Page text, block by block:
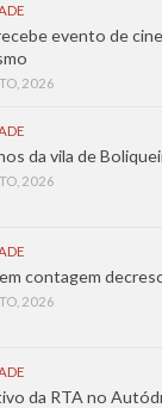
evento de
2026
da vila de
2026
contagem
2026
da RTA no